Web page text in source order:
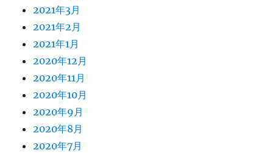
2021年3月
2021年2月
2021年1月
2020年12月
2020年11月
2020年10月
2020年9月
2020年8月
2020年7月